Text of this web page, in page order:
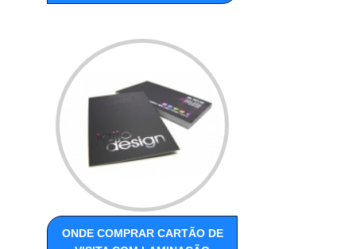
ONDE COMPRAR CARTÃO DE